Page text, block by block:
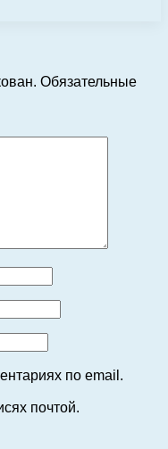
Обязательные
по email.
почтой.